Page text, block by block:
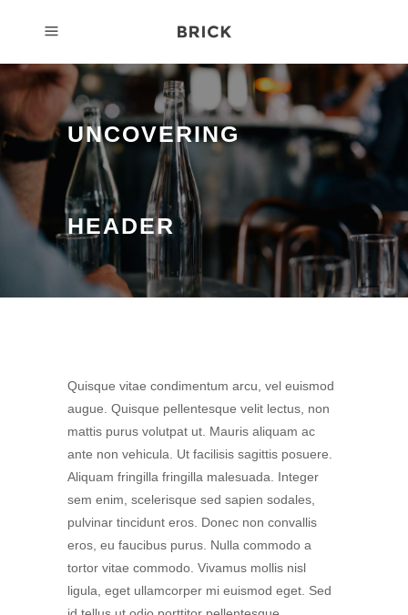
UNCOVERING
HEADER
Quisque vitae condimentum arcu, vel euismod
augue. Quisque pellentesque velit lectus, non
mattis purus volutpat ut. Mauris aliquam ac
ante non vehicula. Ut facilisis sagittis posuere.
Aliquam fringilla fringilla malesuada. Integer
sem enim, scelerisque sed sapien sodales,
pulvinar tincidunt eros. Donec non convallis
eros, eu faucibus purus. Nulla commodo a
tortor vitae commodo. Vivamus mollis nisl
ligula, eget ullamcorper mi euismod eget. Sed